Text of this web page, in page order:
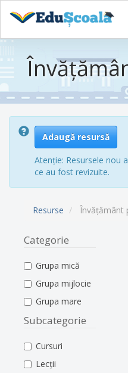
Sari
conținutul
principal
Adaugă resursă
Atenție: Resursele nou
ce au fost revizuite.
Resurse Învățământ
Categorie
Grupa mică
Grupa mijlocie
Grupa mare
Subcategorie
Cursuri
Lecții